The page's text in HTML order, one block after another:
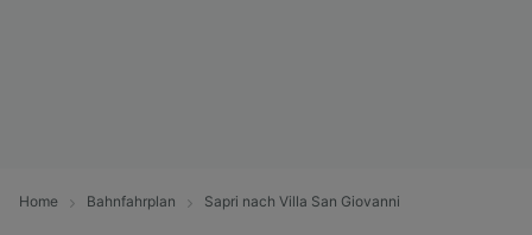
Home Bahnfahrplan Sapri nach Villa San Giovanni